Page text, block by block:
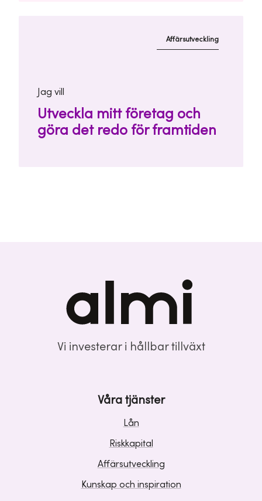
Affärsutveckling
Jag vill
Utveckla mitt företag och
göra det redo för framtiden
Vi investerar i hållbar tillväxt
Våra tjänster
Lån
Riskkapital
Affärsutveckling
Kunskap och inspiration